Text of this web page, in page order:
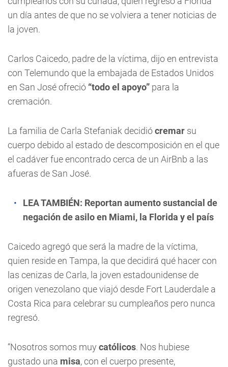
un día antes de que no se volviera a tener noticias de
la joven.
Carlos Caicedo, padre de la víctima, dijo en entrevista
con Telemundo que la embajada de Estados Unidos
en San José ofreció “todo el apoyo” para la
cremación.
La familia de Carla Stefaniak decidiócremar su
cuerpo debido al estado de descomposición en el que
el cadáver fue encontrado cerca de un AirBnb a las
afueras de San José.
LEA TAMBIÉN: Reportan aumento sustancial de
negación de asilo en Miami, la Florida y el país
Caicedo agregó que será la madre de la víctima,
quien reside en Tampa, la que decidirá qué hacer con
las cenizas de Carla, la joven estadounidense de
origen venezolano que viajó desde Fort Lauderdale a
Costa Rica para celebrar su cumpleaños pero nunca
regresó.
“Nosotros somos muy católicos. Nos hubiese
gustado una misa, con el cuerpo presente,